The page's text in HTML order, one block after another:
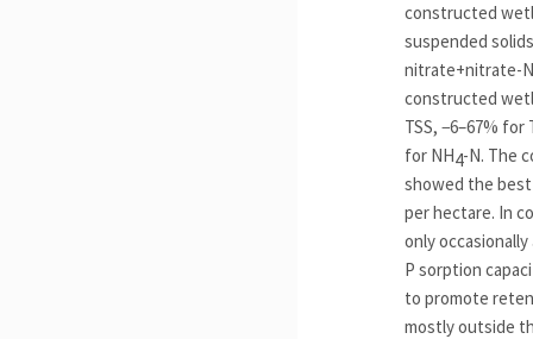
constructed
suspended
nitrate+nitrate-
constructed
TSS, −6–67% for
for NH4-N. The
showed the best
per hectare. In
only
P sorption
to promote
mostly outside